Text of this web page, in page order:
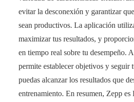
evitar la desconexión y garantizar
sean productivos. La aplicación
maximizar tus resultados, y
en tiempo real sobre tu desempeño.
permite establecer objetivos y seguir
puedas alcanzar los resultados que
entrenamiento. En resumen, Zepp es